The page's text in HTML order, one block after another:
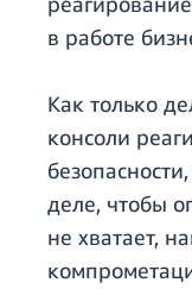
в работе
Как только
консоли
деле, чтобы
не хватает,